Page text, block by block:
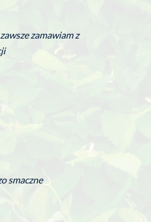
zamawiam z
smaczne